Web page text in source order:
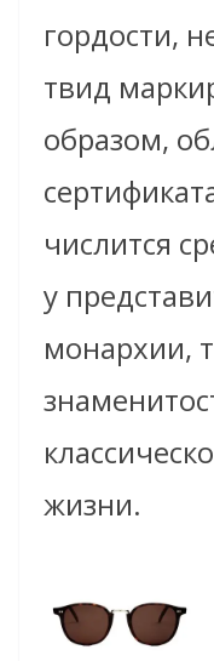
гордости,
твид
образом,
числится
у
монархии,
жизни.